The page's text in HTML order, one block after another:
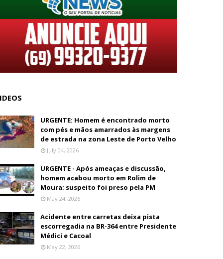
URGENTE: Homem é encontrado morto
com pés e mãos amarrados às margens
de estrada na zona Leste de Porto Velho
July 04, 2026
URGENTE - Após ameaças e discussão,
homem acabou morto em Rolim de
Moura; suspeito foi preso pela PM
May 24, 2026
Acidente entre carretas deixa pista
escorregadia na BR-364 entre Presidente
Médici e Cacoal
May 22, 2026